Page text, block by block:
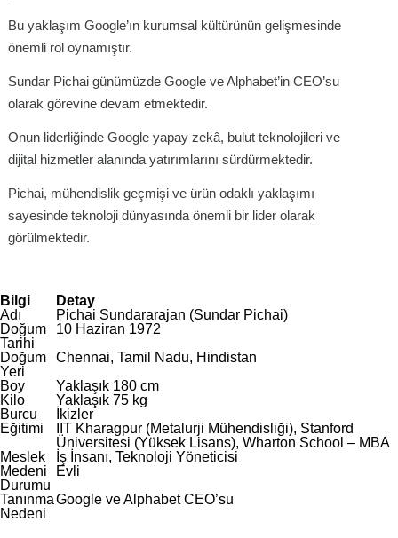
Bu yaklaşım Google’ın kurumsal kültürünün gelişmesinde
önemli rol oynamıştır.
Sundar Pichai günümüzde Google ve Alphabet’in CEO’su
olarak görevine devam etmektedir.
Onun liderliğinde Google yapay zekâ, bulut teknolojileri ve
dijital hizmetler alanında yatırımlarını sürdürmektedir.
Pichai, mühendislik geçmişi ve ürün odaklı yaklaşımı
sayesinde teknoloji dünyasında önemli bir lider olarak
görülmektedir.
Bilgi
Detay
Adı
Pichai Sundararajan (Sundar Pichai)
Doğum
Tarihi
10 Haziran 1972
Doğum
Yeri
Chennai, Tamil Nadu, Hindistan
Boy
Yaklaşık 180 cm
Kilo
Yaklaşık 75 kg
Burcu
İkizler
Eğitimi
IIT Kharagpur (Metalurji Mühendisliği), Stanford
Üniversitesi (Yüksek Lisans), Wharton School – MBA
Meslek
İş İnsanı, Teknoloji Yöneticisi
Medeni
Durumu
Evli
Tanınma
Nedeni
Google ve Alphabet CEO’su